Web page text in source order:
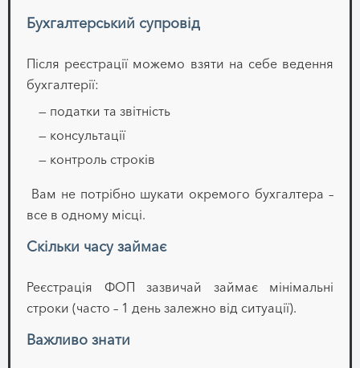
Бухгалтерський супровід
Після реєстрації можемо взяти на себе ведення
бухгалтерії:
— податки та звітність
— консультації
— контроль строків
Вам не потрібно шукати окремого бухгалтера –
все в одному місці.
Скільки часу займає
Реєстрація ФОП зазвичай займає мінімальні
строки (часто – 1 день залежно від ситуації).
Важливо знати